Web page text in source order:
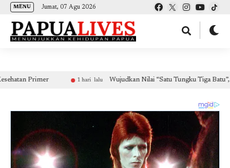
(self.SWG_BASIC = self.SWG_BASIC || []).push( basicSubscriptions => {
basicSubscriptions.init({ type: "NewsArticle", isPartOfType: ["Product"], isPartOfProductId:
MENU Jumat, 07 Agu 2026
1 hari lalu Wujudkan Nilai “Satu Tungku Tiga Batu”, Umat